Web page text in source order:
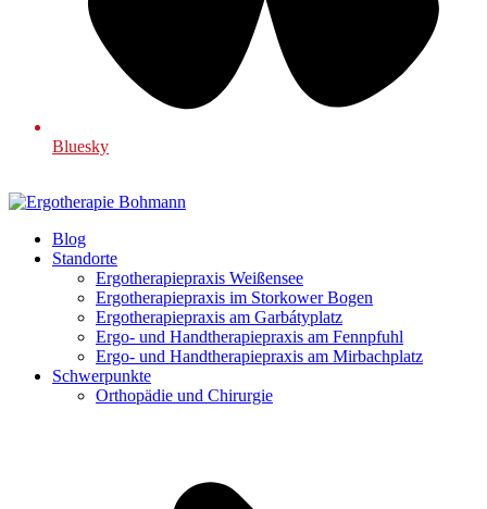
Bluesky
Blog
Standorte
Ergotherapiepraxis Weißensee
Ergotherapiepraxis im Storkower Bogen
Ergotherapiepraxis am Garbátyplatz
Ergo- und Handtherapiepraxis am Fennpfuhl
Ergo- und Handtherapiepraxis am Mirbachplatz
Schwerpunkte
Orthopädie und Chirurgie